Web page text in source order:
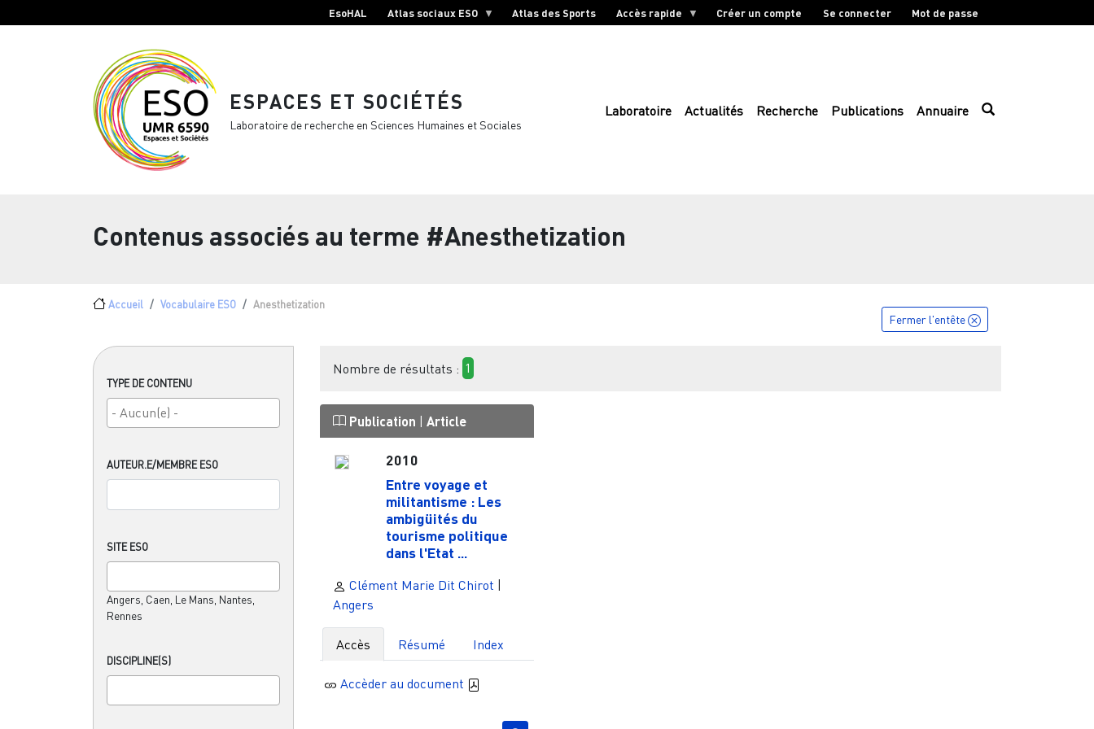
EsoHAL Atlas sociaux ESO Atlas des Sports Accès rapide Créer un compte Se connecter Mot de passe
ESPACES ET SOCIÉTÉS
Laboratoire de recherche en Sciences Humaines et Sociales
Laboratoire Actualités Recherche Publications Annuaire
Contenus associés au terme #Anesthetization
Fil d'Ariane
Accueil Vocabulaire ESO Anesthetization
TYPE DE CONTENU
AUTEUR.E/MEMBRE ESO
SITE ESO
Angers, Caen, Le Mans, Nantes,
Rennes
DISCIPLINE(S)
Fermer l'entête
Nombre de résultats : 1
Publication | Article
2010
Entre voyage et
militantisme : Les
ambigüités du
tourisme politique
dans l'Etat ...
Clément Marie Dit Chirot |
Angers
Accès Résumé Index
Accèder au document